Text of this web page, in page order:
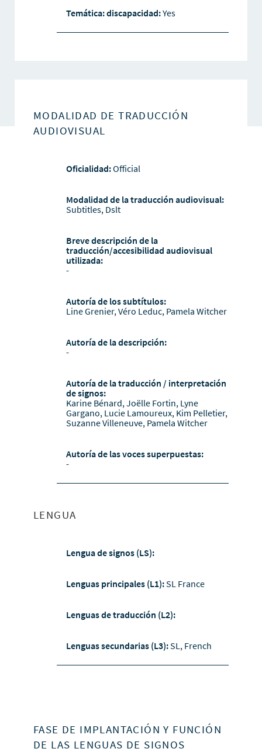
Temática: discapacidad:Yes
MODALIDAD DE TRADUCCIÓN
AUDIOVISUAL
Oficialidad:Official
Modalidad de la traducción audiovisual:
Subtitles, Dslt
Breve descripción de la
traducción/accesibilidad audiovisual
utilizada:
-
Autoría de los subtítulos:
Line Grenier, Véro Leduc, Pamela Witcher
Autoría de la descripción:
-
Autoría de la traducción / interpretación
de signos:
Karine Bénard, Joëlle Fortin, Lyne
Gargano, Lucie Lamoureux, Kim Pelletier,
Suzanne Villeneuve, Pamela Witcher
Autoría de las voces superpuestas:
-
LENGUA
Lengua de signos (LS):
Lenguas principales (L1):SL France
Lenguas de traducción (L2):
Lenguas secundarias (L3):SL, French
FASE DE IMPLANTACIÓN Y FUNCIÓN
DE LAS LENGUAS DE SIGNOS